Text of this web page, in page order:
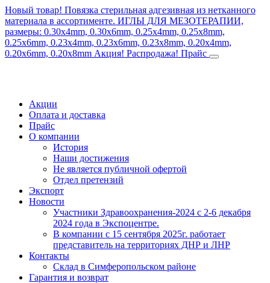
Новый товар! Повязка стерильная адгезивная из нетканного
материала в ассортименте. ИГЛЫ ДЛЯ МЕЗОТЕРАПИИ,
размеры: 0.30x4mm, 0.30x6mm, 0.25x4mm, 0.25x8mm,
0.25x6mm, 0.23x4mm, 0.23x6mm, 0.23x8mm, 0.20x4mm,
0.20x6mm, 0.20x8mm Акция! Распродажа! Прайс
Акции
Оплата и доставка
Прайс
О компании
История
Наши достижения
Не является публичной офертой
Отдел претензий
Экспорт
Новости
Участники Здравоохранения-2024 с 2-6 декабря
2024 года в Экспоцентре.
В компании с 15 сентября 2025г. работает
представитель на территориях ДНР и ЛНР
Контакты
Склад в Симферопольском районе
Гарантия и возврат